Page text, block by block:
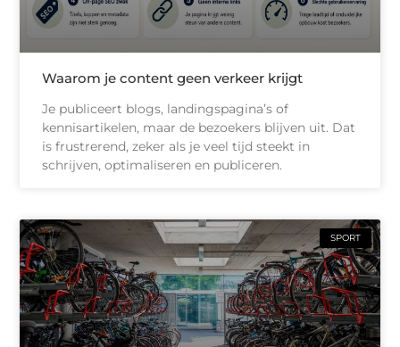
Waarom je content geen verkeer krijgt
Je publiceert blogs, landingspagina’s of
kennisartikelen, maar de bezoekers blijven uit. Dat
is frustrerend, zeker als je veel tijd steekt in
schrijven, optimaliseren en publiceren.
SPORT